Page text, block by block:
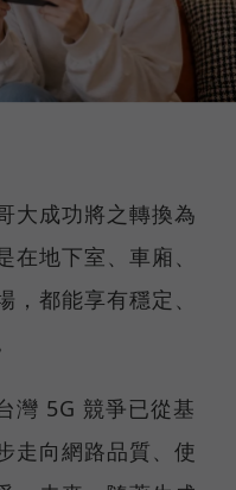
大成功將之轉換為
地下室、車廂、
都能享有穩定、
灣 5G 競爭已從基
走向網路品質、使